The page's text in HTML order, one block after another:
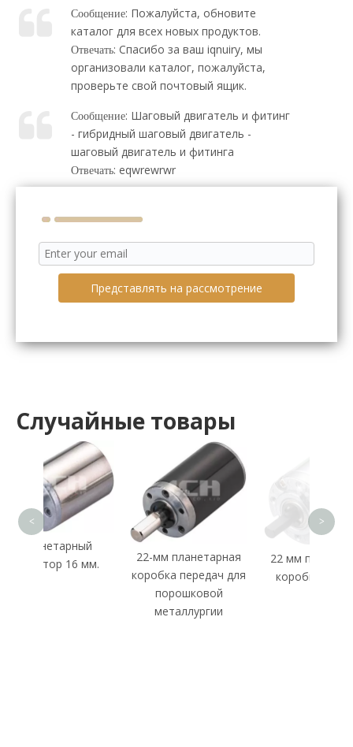
Сообщение: Пожалуйста, обновите
каталог для всех новых продуктов.
Отвечать: Спасибо за ваш iqnuiry, мы
организовали каталог, пожалуйста,
проверьте свой почтовый ящик.
Сообщение: Шаговый двигатель и фитинг
- гибридный шаговый двигатель -
шаговый двигатель и фитинга
Отвечать: eqwrewrwr
Представлять на рассмотрение
Случайные товары
22-мм планетарная
коробка передач для
порошковой
металлургии
22 мм планетарная
коробка передач
< >